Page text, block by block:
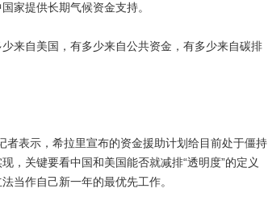
家提供长期气候资金支持。
自美国，有多少来自公共资金，有多少来自碳排
表示，希拉里宣布的资金援助计划给目前处于僵持
，关键要看中国和美国能否就减排“透明度”的定义
当作自己新一年的最优先工作。